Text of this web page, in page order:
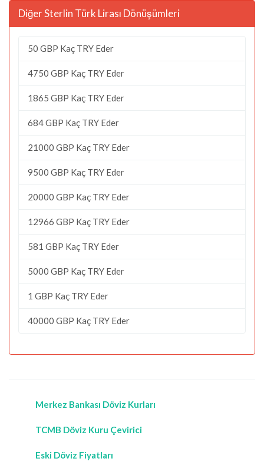
Diğer Sterlin Türk Lirası Dönüşümleri
50 GBP Kaç TRY Eder
4750 GBP Kaç TRY Eder
1865 GBP Kaç TRY Eder
684 GBP Kaç TRY Eder
21000 GBP Kaç TRY Eder
9500 GBP Kaç TRY Eder
20000 GBP Kaç TRY Eder
12966 GBP Kaç TRY Eder
581 GBP Kaç TRY Eder
5000 GBP Kaç TRY Eder
1 GBP Kaç TRY Eder
40000 GBP Kaç TRY Eder
Merkez Bankası Döviz Kurları
TCMB Döviz Kuru Çevirici
Eski Döviz Fiyatları